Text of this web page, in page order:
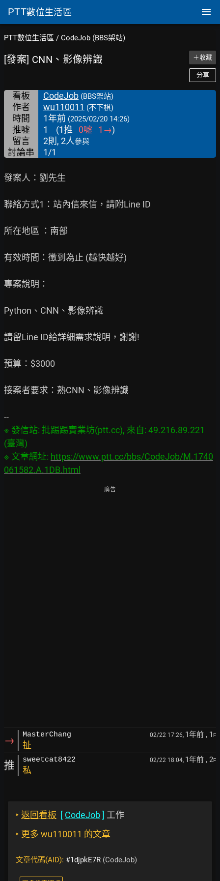
PTT數位生活區
PTT數位生活區 / CodeJob (BBS架站)
[發案] CNN、影像辨識 ＋收藏
分享
看板 CodeJob (BBS架站)
作者 wu110011 (不下棋)
時間 1年前 (2025/02/20 14:26)
推噓 1 (1推 0噓 1 →)
留言
2則, 2人參與
討論串 1/1
發案人：劉先生
聯絡方式1：站內信來信，請附Line ID
所在地區 ：南部
有效時間：徵到為止 (越快越好)
專案說明：
Python、CNN、影像辨識
請留Line ID給詳細需求說明，謝謝!
預算：$3000
接案者要求：熟CNN、影像辨識
※ 發信站: 批踢踢實業坊(ptt.cc), 來自: 49.216.89.221
(臺灣)
※ 文章網址: https://www.ptt.cc/bbs/CodeJob/M.1740
061582.A.1DB.html
廣告
→ MasterChang 02/22 17:26, 1年前 , 1 F
扯
推 sweetcat8422 02/22 18:04, 1年前 , 2F
私
‣ 返回看板 [ CodeJob] 工作
‣ 更多 wu110011 的文章
文章代碼(AID): #1djpkE7R (CodeJob)